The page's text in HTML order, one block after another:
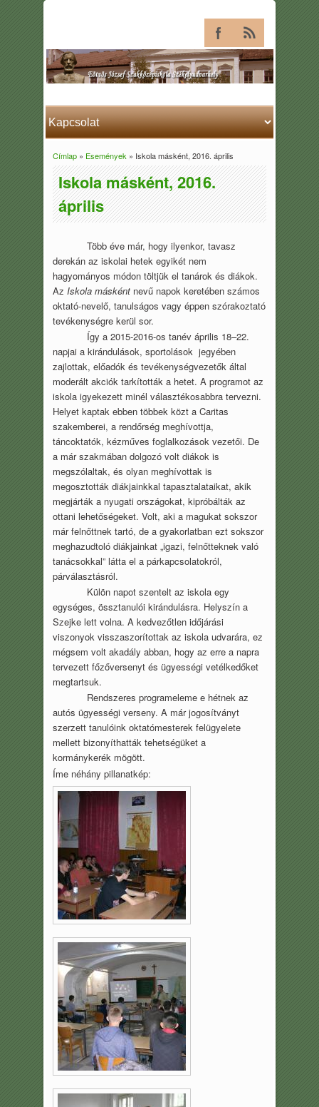
Jelenlegi hely
Címlap» Események » Iskola másként, 2016. április
Iskola másként, 2016.
április
Több éve már, hogy ilyenkor, tavasz
derekán az iskolai hetek egyikét nem
hagyományos módon töltjük el tanárok és diákok.
Az Iskola máskéntnevű napok keretében számos
oktató-nevelő, tanulságos vagy éppen szórakoztató
tevékenységre kerül sor.
Így a 2015-2016-os tanév április 18–22.
napjai a kirándulások, sportolások jegyében
zajlottak, előadók és tevékenységvezetők által
moderált akciók tarkították a hetet. A programot az
iskola igyekezett minél választékosabbra tervezni.
Helyet kaptak ebben többek közt a Caritas
szakemberei, a rendőrség meghívottja,
táncoktatók, kézműves foglalkozások vezetői. De
a már szakmában dolgozó volt diákok is
megszólaltak, és olyan meghívottak is
megosztották diákjainkkal tapasztalataikat, akik
megjárták a nyugati országokat, kipróbálták az
ottani lehetőségeket. Volt, aki a magukat sokszor
már felnőttnek tartó, de a gyakorlatban ezt sokszor
meghazudtoló diákjainkat „igazi, felnőtteknek való
tanácsokkal” látta el a párkapcsolatokról,
párválasztásról.
Külön napot szentelt az iskola egy
egységes, össztanulói kirándulásra. Helyszín a
Szejke lett volna. A kedvezőtlen időjárási
viszonyok visszaszorítottak az iskola udvarára, ez
mégsem volt akadály abban, hogy az erre a napra
tervezett főzőversenyt és ügyességi vetélkedőket
megtartsuk.
Rendszeres programeleme e hétnek az
autós ügyességi verseny. A már jogosítványt
szerzett tanulóink oktatómesterek felügyelete
mellett bizonyíthatták tehetségüket a
kormánykerék mögött.
Íme néhány pillanatkép: